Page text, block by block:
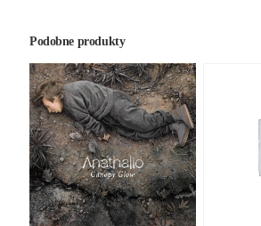
Podobne produkty